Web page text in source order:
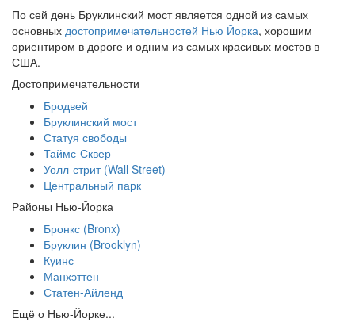
По сей день Бруклинский мост является одной из самых
основных достопримечательностей Нью Йорка, хорошим
ориентиром в дороге и одним из самых красивых мостов в
США.
Достопримечательности
Бродвей
Бруклинский мост
Статуя свободы
Таймс-Сквер
Уолл-стрит (Wall Street)
Центральный парк
Районы Нью-Йорка
Бронкс (Bronx)
Бруклин (Brooklyn)
Куинс
Манхэттен
Статен-Айленд
Ещё о Нью-Йорке...